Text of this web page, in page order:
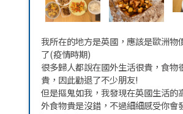
我所在的地方是英國，應該是歐洲物
了(疫情時期)
很多歸人都說在國外生活很貴，食物
貴，因此勸退了不少朋友!
但是摳鬼如我，我發現在英國生活的
外食物貴是沒錯，不過細細感受你會